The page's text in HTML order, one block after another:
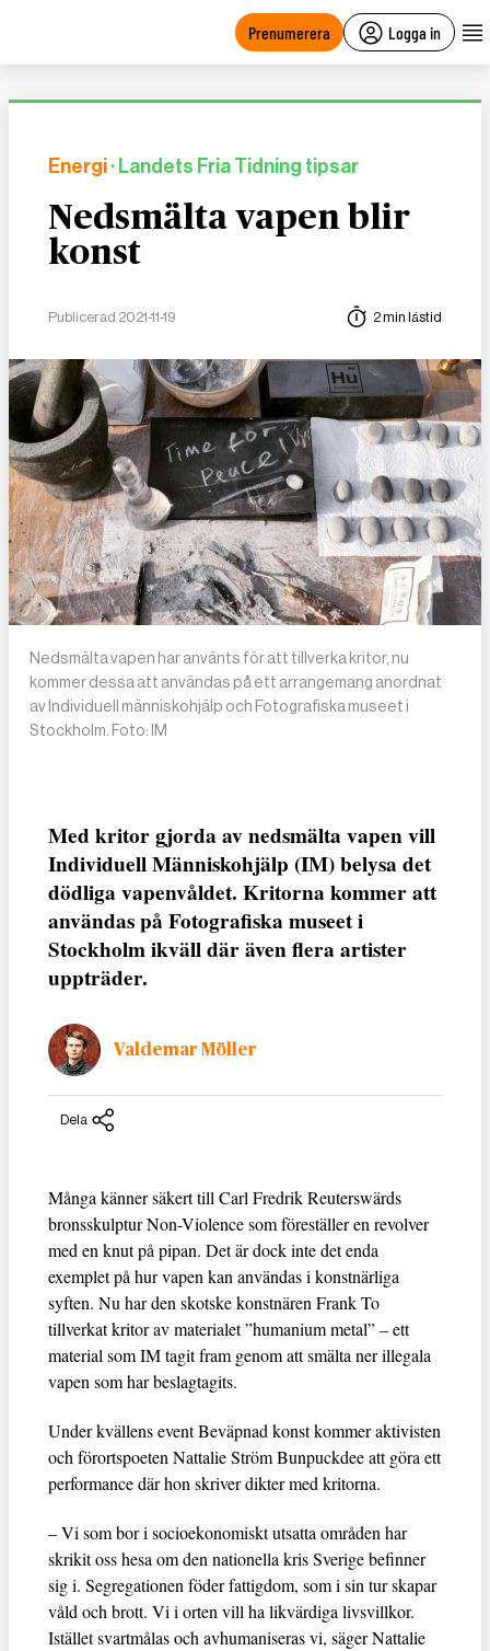
Prenumerera Logga in
Energi· Landets Fria Tidning tipsar
Nedsmälta vapen blir
konst
Publicerad 2021-11-19 2 min lästid
Nedsmälta vapen har använts för att tillverka kritor, nu
kommer dessa att användas på ett arrangemang anordnat
av Individuell människohjälp och Fotografiska museet i
Stockholm. Foto: IM
Med kritor gjorda av nedsmälta vapen vill
Individuell Människohjälp (IM) belysa det
dödliga vapenvåldet. Kritorna kommer att
användas på Fotografiska museet i
Stockholm ikväll där även flera artister
uppträder.
Valdemar Möller
Dela
Många känner säkert till Carl Fredrik Reuterswärds
bronsskulptur Non-Violence som föreställer en revolver
med en knut på pipan. Det är dock inte det enda
exemplet på hur vapen kan användas i konstnärliga
syften. Nu har den skotske konstnären Frank To
tillverkat kritor av materialet ”humanium metal” – ett
material som IM tagit fram genom att smälta ner illegala
vapen som har beslagtagits.
Under kvällens event Beväpnad konst kommer aktivisten
och förortspoeten Nattalie Ström Bunpuckdee att göra ett
performance där hon skriver dikter med kritorna.
– Vi som bor i socioekonomiskt utsatta områden har
skrikit oss hesa om den nationella kris Sverige befinner
sig i. Segregationen föder fattigdom, som i sin tur skapar
våld och brott. Vi i orten vill ha likvärdiga livsvillkor.
Istället svartmålas och avhumaniseras vi, säger Nattalie